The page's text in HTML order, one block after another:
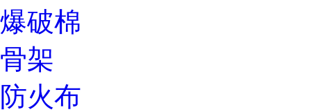
爆破棉
骨架
防火布